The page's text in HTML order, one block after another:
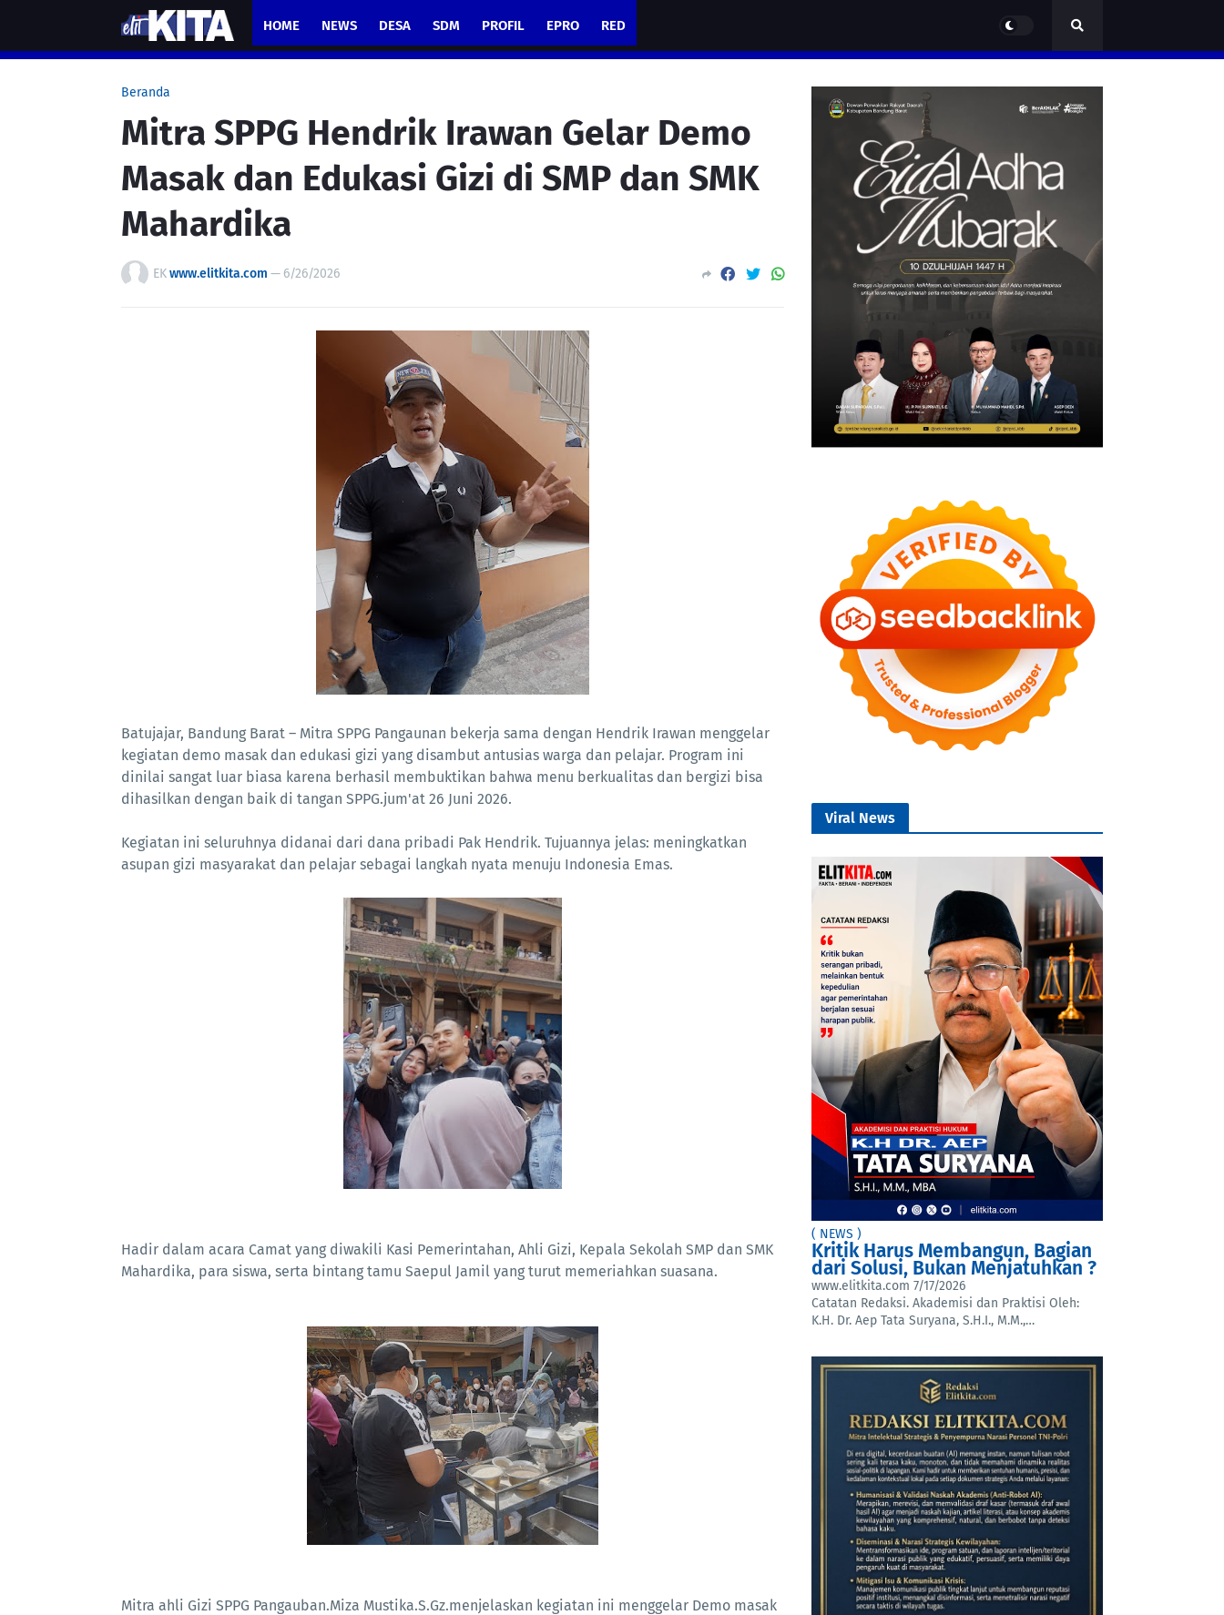
HOME NEWS DESA SDM PROFIL EPRO RED
Beranda
Mitra SPPG Hendrik Irawan Gelar Demo
Masak dan Edukasi Gizi di SMP dan SMK
Mahardika
EKwww.elitkita.com — 6/26/2026
Batujajar, Bandung Barat – Mitra SPPG Pangaunan bekerja sama dengan Hendrik Irawan menggelar
kegiatan demo masak dan edukasi gizi yang disambut antusias warga dan pelajar. Program ini
dinilai sangat luar biasa karena berhasil membuktikan bahwa menu berkualitas dan bergizi bisa
dihasilkan dengan baik di tangan SPPG.jum'at 26 Juni 2026.
Kegiatan ini seluruhnya didanai dari dana pribadi Pak Hendrik. Tujuannya jelas: meningkatkan
asupan gizi masyarakat dan pelajar sebagai langkah nyata menuju Indonesia Emas.
Hadir dalam acara Camat yang diwakili Kasi Pemerintahan, Ahli Gizi, Kepala Sekolah SMP dan SMK
Mahardika, para siswa, serta bintang tamu Saepul Jamil yang turut memeriahkan suasana.
Mitra ahli Gizi SPPG Pangauban.Miza Mustika.S.Gz.menjelaskan kegiatan ini menggelar Demo masak
Viral News
( NEWS )
Kritik Harus Membangun, Bagian
dari Solusi, Bukan Menjatuhkan ?
www.elitkita.com 7/17/2026
Catatan Redaksi. Akademisi dan Praktisi Oleh:
K.H. Dr. Aep Tata Suryana, S.H.I., M.M.,…